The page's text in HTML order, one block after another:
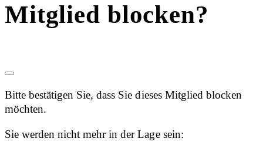
Mitglied blocken?
Bitte bestätigen Sie, dass Sie dieses Mitglied blocken
möchten.
Sie werden nicht mehr in der Lage sein: